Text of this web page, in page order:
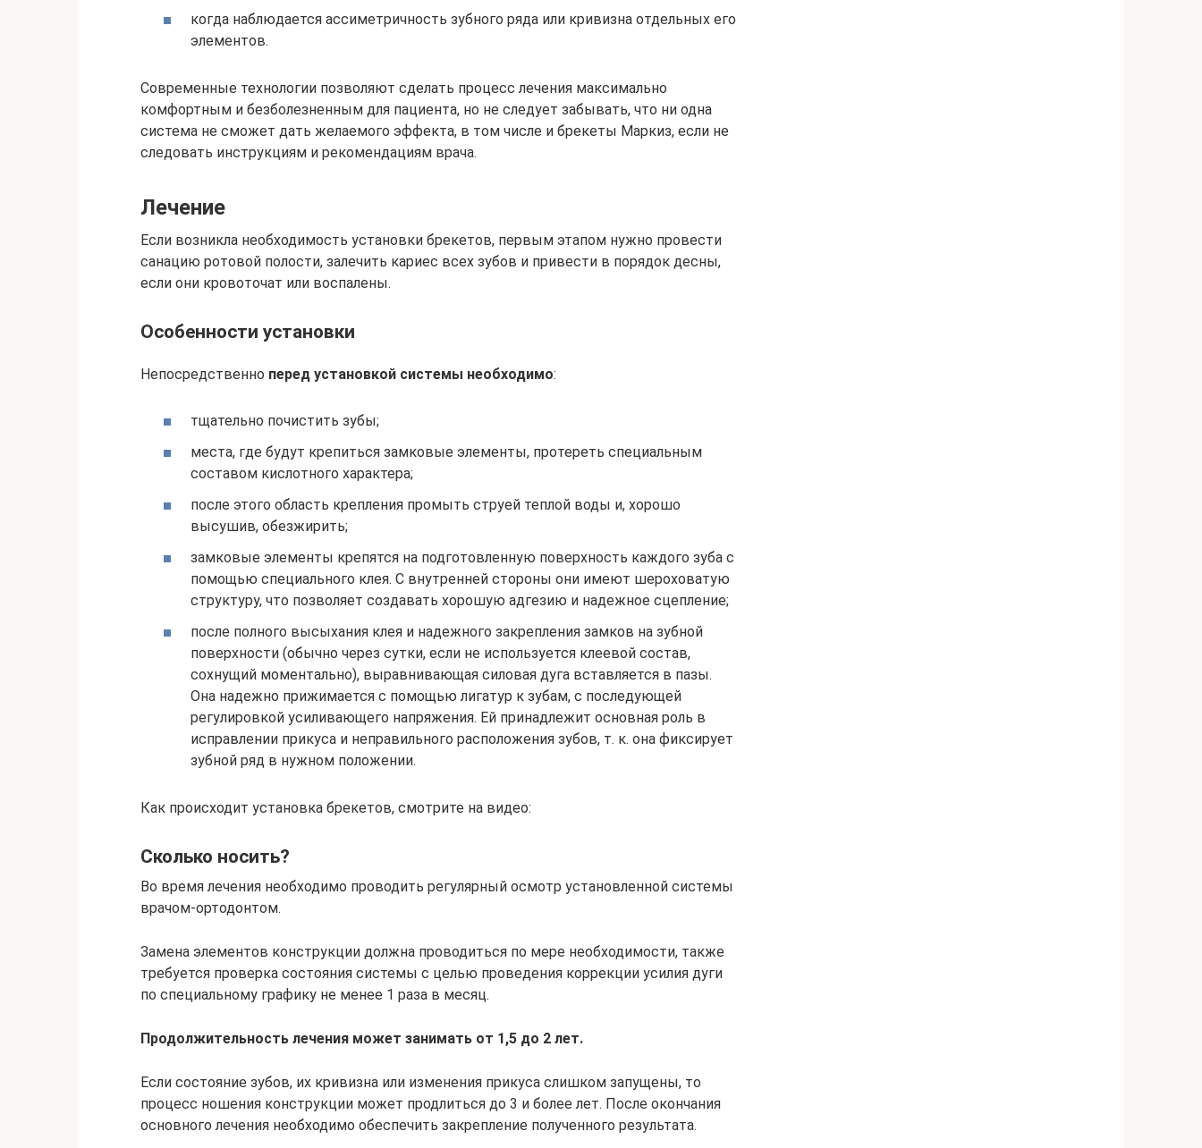
когда наблюдается ассиметричность зубного ряда или кривизна отдельных его
элементов.
Современные технологии позволяют сделать процесс лечения максимально
комфортным и безболезненным для пациента, но не следует забывать, что ни одна
система не сможет дать желаемого эффекта, в том числе и брекеты Маркиз, если не
следовать инструкциям и рекомендациям врача.
Лечение
Если возникла необходимость установки брекетов, первым этапом нужно провести
санацию ротовой полости, залечить кариес всех зубов и привести в порядок десны,
если они кровоточат или воспалены.
Особенности установки
Непосредственно перед установкой системы необходимо:
тщательно почистить зубы;
места, где будут крепиться замковые элементы, протереть специальным
составом кислотного характера;
после этого область крепления промыть струей теплой воды и, хорошо
высушив, обезжирить;
замковые элементы крепятся на подготовленную поверхность каждого зуба с
помощью специального клея. С внутренней стороны они имеют шероховатую
структуру, что позволяет создавать хорошую адгезию и надежное сцепление;
после полного высыхания клея и надежного закрепления замков на зубной
поверхности (обычно через сутки, если не используется клеевой состав,
сохнущий моментально), выравнивающая силовая дуга вставляется в пазы.
Она надежно прижимается с помощью лигатур к зубам, с последующей
регулировкой усиливающего напряжения. Ей принадлежит основная роль в
исправлении прикуса и неправильного расположения зубов, т. к. она фиксирует
зубной ряд в нужном положении.
Как происходит установка брекетов, смотрите на видео:
Сколько носить?
Во время лечения необходимо проводить регулярный осмотр установленной системы
врачом-ортодонтом.
Замена элементов конструкции должна проводиться по мере необходимости, также
требуется проверка состояния системы с целью проведения коррекции усилия дуги
по специальному графику не менее 1 раза в месяц.
Продолжительность лечения может занимать от 1,5 до 2 лет.
Если состояние зубов, их кривизна или изменения прикуса слишком запущены, то
процесс ношения конструкции может продлиться до 3 и более лет. После окончания
основного лечения необходимо обеспечить закрепление полученного результата.